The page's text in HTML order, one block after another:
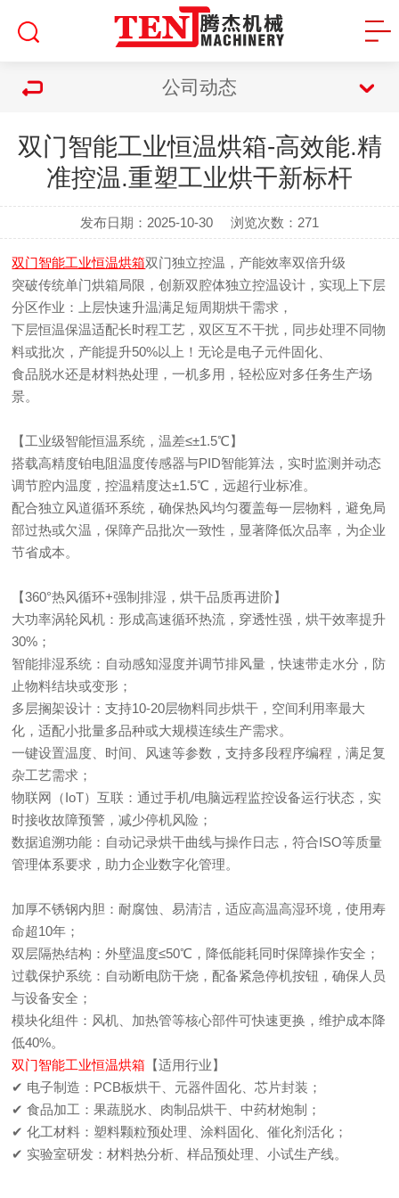
公司动态
双门智能工业恒温烘箱-高效能.精
准控温.重塑工业烘干新标杆
发布日期：2025-10-30 浏览次数： 271
双门智能工业恒温烘箱双门独立控温，产能效率双倍升级
突破传统单门烘箱局限，创新双腔体独立控温设计，实现上下层
分区作业：上层快速升温满足短周期烘干需求，
下层恒温保温适配长时程工艺，双区互不干扰，同步处理不同物
料或批次，产能提升50%以上！无论是电子元件固化、
食品脱水还是材料热处理，一机多用，轻松应对多任务生产场
景。
【工业级智能恒温系统，温差≤±1.5℃】
搭载高精度铂电阻温度传感器与PID智能算法，实时监测并动态
调节腔内温度，控温精度达±1.5℃，远超行业标准。
配合独立风道循环系统，确保热风均匀覆盖每一层物料，避免局
部过热或欠温，保障产品批次一致性，显著降低次品率，为企业
节省成本。
【360°热风循环+强制排湿，烘干品质再进阶】
大功率涡轮风机：形成高速循环热流，穿透性强，烘干效率提升
30%；
智能排湿系统：自动感知湿度并调节排风量，快速带走水分，防
止物料结块或变形；
多层搁架设计：支持10-20层物料同步烘干，空间利用率最大
化，适配小批量多品种或大规模连续生产需求。
一键设置温度、时间、风速等参数，支持多段程序编程，满足复
杂工艺需求；
物联网（IoT）互联：通过手机/电脑远程监控设备运行状态，实
时接收故障预警，减少停机风险；
数据追溯功能：自动记录烘干曲线与操作日志，符合ISO等质量
管理体系要求，助力企业数字化管理。
加厚不锈钢内胆：耐腐蚀、易清洁，适应高温高湿环境，使用寿
命超10年；
双层隔热结构：外壁温度≤50℃，降低能耗同时保障操作安全；
过载保护系统：自动断电防干烧，配备紧急停机按钮，确保人员
与设备安全；
模块化组件：风机、加热管等核心部件可快速更换，维护成本降
低40%。
双门智能工业恒温烘箱 【适用行业】
✔ 电子制造：PCB板烘干、元器件固化、芯片封装；
✔ 食品加工：果蔬脱水、肉制品烘干、中药材炮制；
✔ 化工材料：塑料颗粒预处理、涂料固化、催化剂活化；
✔ 实验室研发：材料热分析、样品预处理、小试生产线。